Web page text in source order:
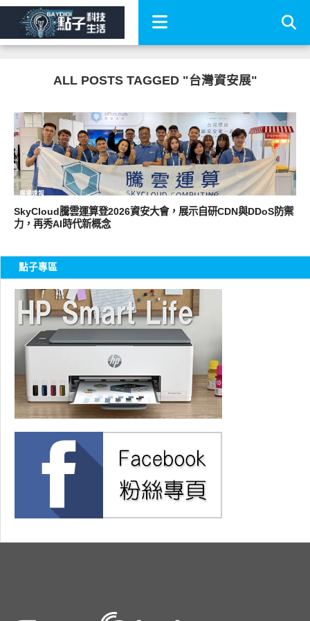
ALL POSTS TAGGED "台灣資安展"
展場速報
SkyCloud騰雲運算登2026資安大會，展示自研CDN與DDoS防禦
力，再秀AI時代新概念
點子專區